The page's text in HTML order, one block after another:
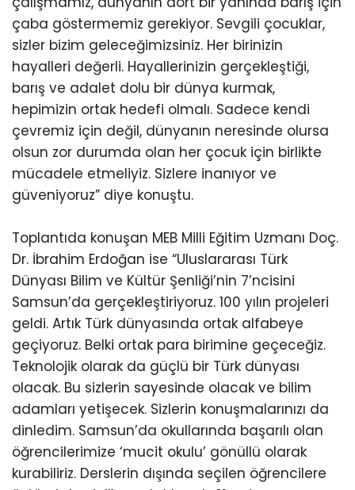
çaba göstermemiz gerekiyor. Sevgili çocuklar,
sizler bizim geleceğimizsiniz. Her birinizin
hayalleri değerli. Hayallerinizin gerçekleştiği,
barış ve adalet dolu bir dünya kurmak,
hepimizin ortak hedefi olmalı. Sadece kendi
çevremiz için değil, dünyanın neresinde olursa
olsun zor durumda olan her çocuk için birlikte
mücadele etmeliyiz. Sizlere inanıyor ve
güveniyoruz” diye konuştu.
Toplantıda konuşan MEB Milli Eğitim Uzmanı Doç.
Dr. İbrahim Erdoğan ise “Uluslararası Türk
Dünyası Bilim ve Kültür Şenliği’nin 7’ncisini
Samsun’da gerçekleştiriyoruz. 100 yılın projeleri
geldi. Artık Türk dünyasında ortak alfabeye
geçiyoruz. Belki ortak para birimine geçeceğiz.
Teknolojik olarak da güçlü bir Türk dünyası
olacak. Bu sizlerin sayesinde olacak ve bilim
adamları yetişecek. Sizlerin konuşmalarınızı da
dinledim. Samsun’da okullarında başarılı olan
öğrencilerimize ‘mucit okulu’ gönüllü olarak
kurabiliriz. Derslerin dışında seçilen öğrencilere